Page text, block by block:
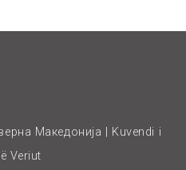
Македонија | Kuvendi i
Veriut